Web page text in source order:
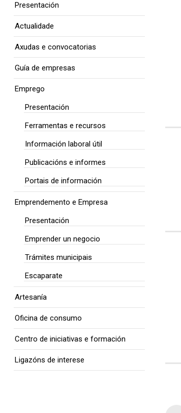
Presentación
Actualidade
Axudas e convocatorias
Guía de empresas
Emprego
Presentación
Ferramentas e recursos
Información laboral útil
Publicacións e informes
Portais de información
Emprendemento e Empresa
Presentación
Emprender un negocio
Trámites municipais
Escaparate
Artesanía
Oficina de consumo
Centro de iniciativas e formación
Ligazóns de interese